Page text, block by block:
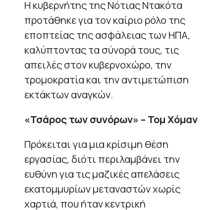
Η κυβερνήτης της Νότιας Ντακότα
προτάθηκε για τον καίριο ρόλο της
εποπτείας της ασφάλειας των ΗΠΑ,
καλύπτοντας τα σύνορά τους, τις
απειλές στον κυβερνοχώρο, την
τρομοκρατία και την αντιμετώπιση
εκτάκτων αναγκών.
«Τσάρος των συνόρων» – Τομ Χόμαν
Πρόκειται για μια κρίσιμη θέση
εργασίας, διότι περιλαμβάνει την
ευθύνη για τις μαζικές απελάσεις
εκατομμυρίων μεταναστών χωρίς
χαρτιά, που ήταν κεντρική